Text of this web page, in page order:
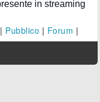
| Pubblico | Forum |